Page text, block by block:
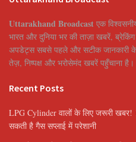
Uttarakhand Broadcast एक
भारत और दुनिया भर की ताज़ा खबरें,
अपडेट्स सबसे पहले और सटीक जानकारी के
तेज़, निष्पक्ष और भरोसेमंद खबरें पहुँचाना है।
Recent Posts
LPG Cylinder वालों के लिए जरूरी
सकती है गैस सप्लाई में परेशानी